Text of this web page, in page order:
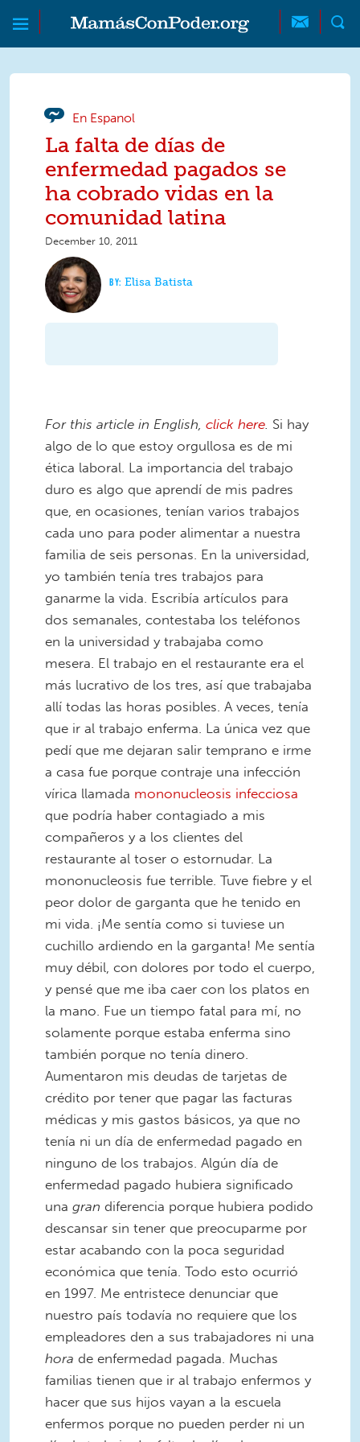
Skip to main content
Skip to main content
MamásConPoder
En Espanol
La falta de días de
enfermedad pagados se
ha cobrado vidas en la
comunidad latina
December 10, 2011
Elisa Batista
For this article in English, click here Si hay
algo de lo que estoy orgullosa es de mi
ética laboral. La importancia del trabajo
duro es algo que aprendí de mis padres
que, en ocasiones, tenían varios trabajos
cada uno para poder alimentar a nuestra
familia de seis personas. En la universidad,
yo también tenía tres trabajos para
ganarme la vida. Escribía artículos para
dos semanales, contestaba los teléfonos
en la universidad y trabajaba como
mesera. El trabajo en el restaurante era el
más lucrativo de los tres, así que trabajaba
allí todas las horas posibles. A veces, tenía
que ir al trabajo enferma. La única vez que
pedí que me dejaran salir temprano e irme
a casa fue porque contraje una infección
vírica llamada mononucleosis infecciosa
que podría haber contagiado a mis
compañeros y a los clientes del
restaurante al toser o estornudar. La
mononucleosis fue terrible. Tuve fiebre y el
peor dolor de garganta que he tenido en
mi vida. ¡Me sentía como si tuviese un
cuchillo ardiendo en la garganta! Me sentía
muy débil, con dolores por todo el cuerpo,
y pensé que me iba caer con los platos en
la mano. Fue un tiempo fatal para mí, no
solamente porque estaba enferma sino
también porque no tenía dinero.
Aumentaron mis deudas de tarjetas de
crédito por tener que pagar las facturas
médicas y mis gastos básicos, ya que no
tenía ni un día de enfermedad pagado en
ninguno de los trabajos. Algún día de
enfermedad pagado hubiera significado
una gran diferencia porque hubiera podido
descansar sin tener que preocuparme por
estar acabando con la poca seguridad
económica que tenía. Todo esto ocurrió
en 1997. Me entristece denunciar que
nuestro país todavía no requiere que los
empleadores den a sus trabajadores ni una
hora de enfermedad pagada. Muchas
familias tienen que ir al trabajo enfermos y
hacer que sus hijos vayan a la escuela
enfermos porque no pueden perder ni un